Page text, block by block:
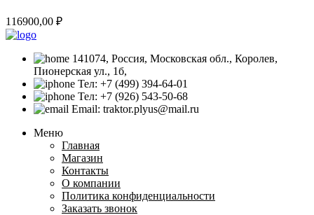
116900,00 ₽
141074, Россия, Московская обл., Королев,
Пионерская ул., 1б,
Тел: +7 (499) 394-64-01
Тел: +7 (926) 543-50-68
Email: traktor.plyus@mail.ru
Меню
Главная
Магазин
Контакты
О компании
Политика конфиденциальности
Заказать звонок